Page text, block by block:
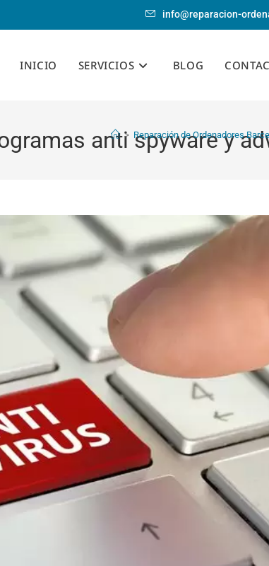
info@reparacion-
INICIO SERVICIOS BLOG
anti spyware y
> Reparación de Ordenadores